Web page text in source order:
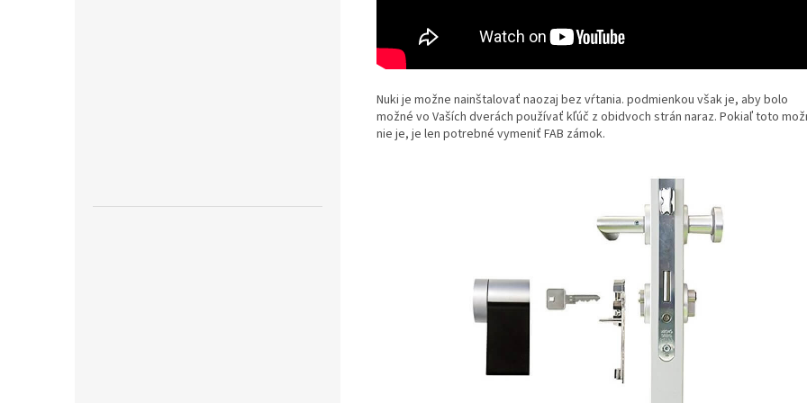
Nuki je možne nainštalovať naozaj bez vŕtania. podmienkou však je, aby bolo
možné vo Vaších dverách používať kľúč z obidvoch strán naraz. Pokiaľ toto
nie je, je len potrebné vymeniť FAB zámok.